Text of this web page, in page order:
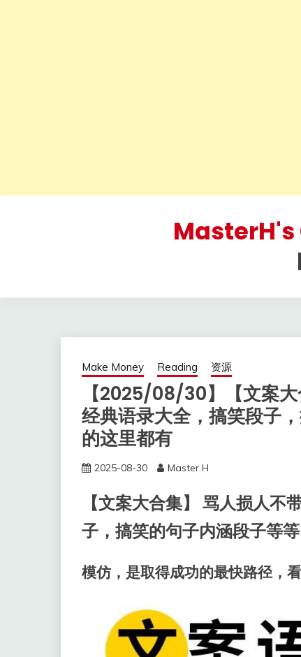
Make Money Reading 资源
【2025/08/30】【文案
经典语录大全，搞笑段子
的这里都有
2025-08-30 Master H
【文案大合集】 骂人损人
子，搞笑的句子内涵段子等
模仿，是取得成功的最快路径，